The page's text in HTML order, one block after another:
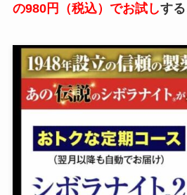
の980円（税込）でお試しす